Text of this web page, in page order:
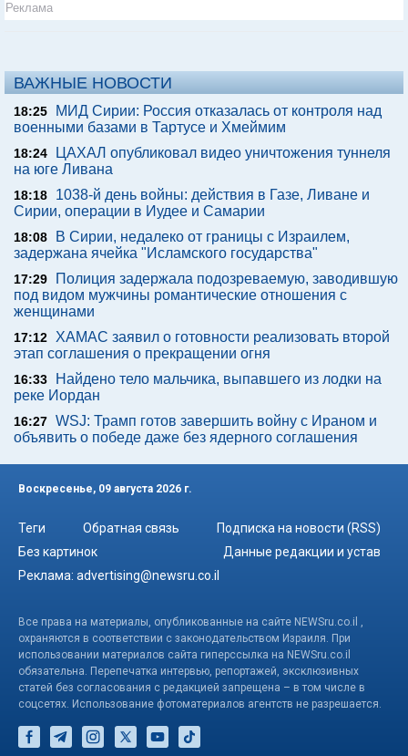
Реклама
ВАЖНЫЕ НОВОСТИ
18:25
МИД Сирии: Россия отказалась от контроля над
военными базами в Тартусе и Хмеймим
18:24
ЦАХАЛ опубликовал видео уничтожения туннеля
на юге Ливана
18:18
1038-й день войны: действия в Газе, Ливане и
Сирии, операции в Иудее и Самарии
18:08
В Сирии, недалеко от границы с Израилем,
задержана ячейка "Исламского государства"
17:29
Полиция задержала подозреваемую, заводившую
под видом мужчины романтические отношения с
женщинами
17:12 ХАМАС заявил о готовности реализовать второй
этап соглашения о прекращении огня
16:33
Найдено тело мальчика, выпавшего из лодки на
реке Иордан
16:27 WSJ: Трамп готов завершить войну с Ираном и
объявить о победе даже без ядерного соглашения
Воскресенье, 09 августа 2026 г.
Теги Обратная связь
Подписка на новости (RSS)
Без картинок
Данные редакции и устав
Реклама: advertising@newsru.co.il
Все права на материалы, опубликованные на сайте NEWSru.co.il ,
охраняются в соответствии с законодательством Израиля. При
использовании материалов сайта гиперссылка на NEWSru.co.il
обязательна. Перепечатка интервью, репортажей, эксклюзивных
статей без согласования с редакцией запрещена – в том числе в
соцсетях. Использование фотоматериалов агентств не разрешается.